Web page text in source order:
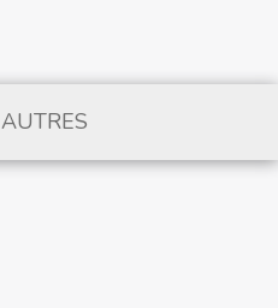
AUTRES